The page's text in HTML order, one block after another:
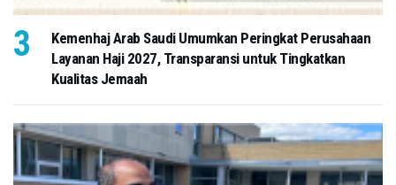
Kemenhaj Arab Saudi Umumkan Peringkat Perusahaan
Layanan Haji 2027, Transparansi untuk Tingkatkan
Kualitas Jemaah